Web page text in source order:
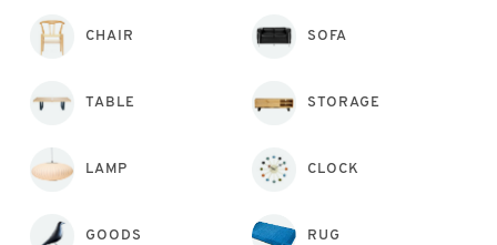
CHAIR SOFA
TABLE STORAGE
LAMP CLOCK
GOODS RUG